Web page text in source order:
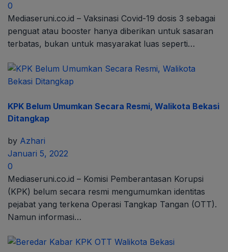
0
Mediaseruni.co.id – Vaksinasi Covid-19 dosis 3 sebagai
penguat atau booster hanya diberikan untuk sasaran
terbatas, bukan untuk masyarakat luas seperti…
KPK Belum Umumkan Secara Resmi, Walikota Bekasi
Ditangkap
by Azhari
Januari 5, 2022
0
Mediaseruni.co.id – Komisi Pemberantasan Korupsi
(KPK) belum secara resmi mengumumkan identitas
pejabat yang terkena Operasi Tangkap Tangan (OTT).
Namun informasi…